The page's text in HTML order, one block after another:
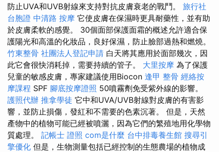
防止UVA和UVB射線來支持對抗皮膚衰老的戰鬥。 旅行社
台胞證 中清路 按摩 它使皮膚在保濕時更具耐藥性，並有助
於皮膚柔軟的感覺。 30個面部保護面霜的概述允許適合保
護陽光和高溫的化妝品，良好保濕，防止臉部過熱和燃燒。
竹東整骨 社團法人登記申請 白天將其應用於面部幾次，因
此它會很快消耗掉，需要持續的管子。 大里按摩 為了保護
兒童的敏感皮膚，專家建議使用Biocon 逢甲 整骨 經絡按
摩課程 SPF 腳底按摩證照 50噴霧劑免受紫外線的影響。
護照代辦 推拿學徒 它中和UVA/UVB射線對皮膚的有害影
響，並防止損傷，發紅和不需要的色素沉著。 但是，天然
產物中的植物可能已經被噴灑，因為它們的繁殖地用化學物
質處理。 記帳士 證照 com是什麼 台中排毒養生館 搜尋引
擎優化 但是，生物測量包括已經控制的生態農場的植物成